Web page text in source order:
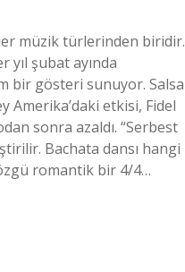
müzik türlerinden biridir.
yıl şubat ayında
bir gösteri sunuyor. Salsa
Amerika’daki etkisi, Fidel
sonra azaldı. “Serbest
Bachata dansı hangi
romantik bir 4/4…